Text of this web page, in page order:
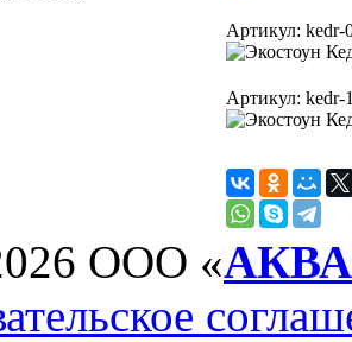
Артикул: kedr-
Артикул: kedr-
ООО «